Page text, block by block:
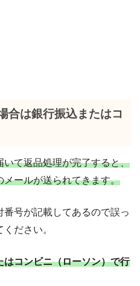
合は銀行振込またはコ
て返品処理が完了すると、
ールが送られてきます。
番号が記載してあるので誤っ
ださい。
コンビニ（ローソン）で行